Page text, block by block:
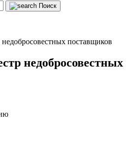
Поиск
поставщиков
недобросовестных